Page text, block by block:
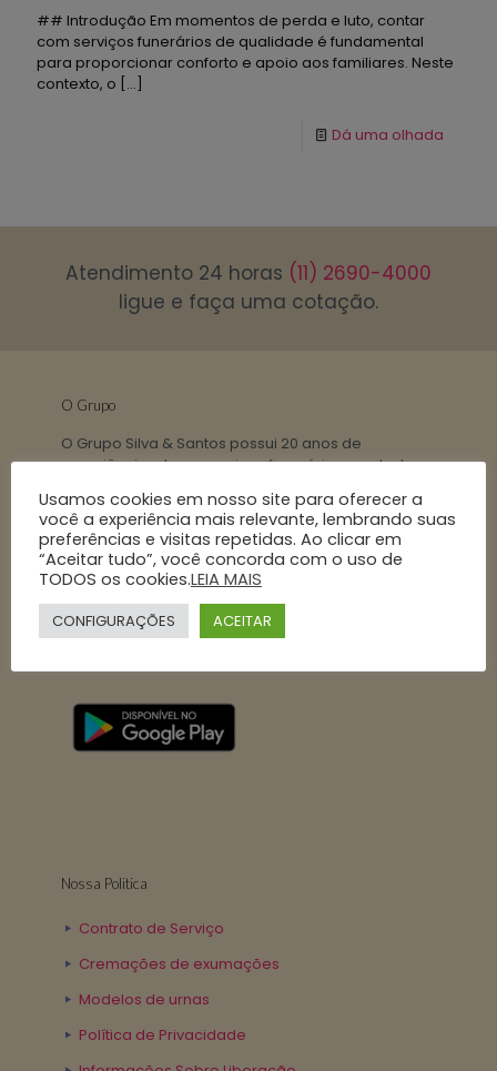
## Introdução Em momentos de perda e luto, contar
com serviços funerários de qualidade é fundamental
para proporcionar conforto e apoio aos familiares. Neste
contexto, o […]
Dá uma olhada
Atendimento 24 horas (11) 2690-4000
ligue e faça uma cotação.
O Grupo
O Grupo Silva & Santos possui 20 anos de
experiência e bons serviços funerários prestados
estados do Brasil e demais países. Serviço
funerário com padrão internacional.Mais de 90
familias
atendidas mensalmente.
Nossa Politica
Contrato de Serviço
Cremações de exumações
Modelos de urnas
Política de Privacidade
Usamos cookies em nosso site para oferecer a
você a experiência mais relevante, lembrando suas
preferências e visitas repetidas. Ao clicar em
“Aceitar tudo”, você concorda com o uso de
TODOS os cookies.LEIA MAIS
CONFIGURAÇÕES ACEITAR